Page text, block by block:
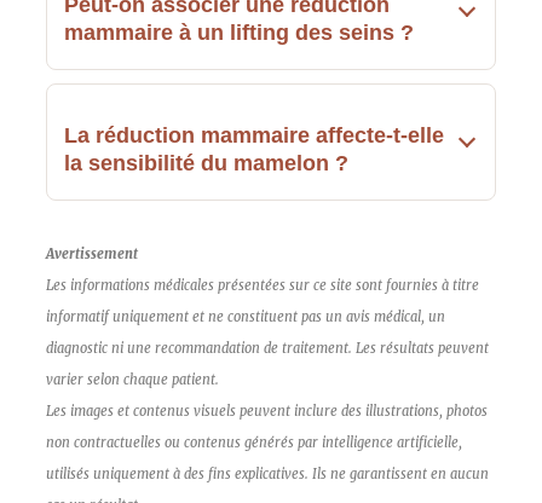
Peut-on associer une réduction
mammaire à un lifting des seins ?
La réduction mammaire affecte-t-elle
la sensibilité du mamelon ?
Avertissement
Les informations médicales présentées sur ce site sont fournies à titre
informatif uniquement et ne constituent pas un avis médical, un
diagnostic ni une recommandation de traitement. Les résultats peuvent
varier selon chaque patient.
Les images et contenus visuels peuvent inclure des illustrations, photos
non contractuelles ou contenus générés par intelligence artificielle,
utilisés uniquement à des fins explicatives. Ils ne garantissent en aucun